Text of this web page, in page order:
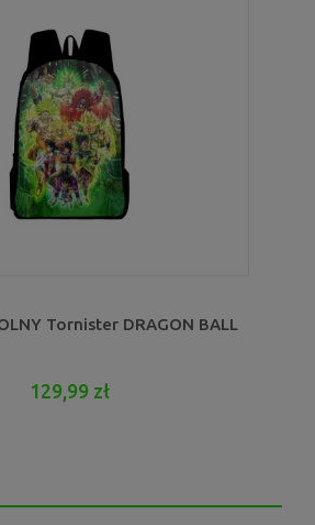
Tornister DRAGON BALL
129,99 zł